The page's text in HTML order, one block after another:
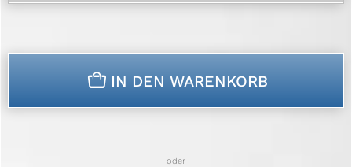
n IN DEN WARENKORB
oder